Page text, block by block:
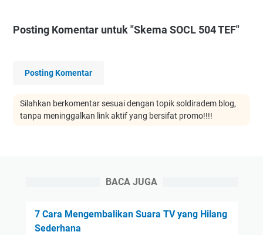
Posting Komentar untuk "Skema SOCL 504 TEF"
Posting Komentar
Silahkan berkomentar sesuai dengan topik soldiradem blog,
tanpa meninggalkan link aktif yang bersifat promo!!!!
BACA JUGA
7 Cara Mengembalikan Suara TV yang Hilang
Sederhana